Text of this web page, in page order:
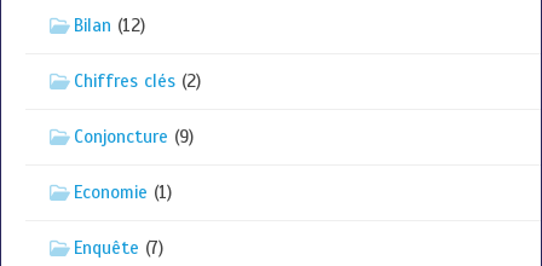
Bilan (12)
Chiffres clés (2)
Conjoncture (9)
Economie (1)
Enquête (7)